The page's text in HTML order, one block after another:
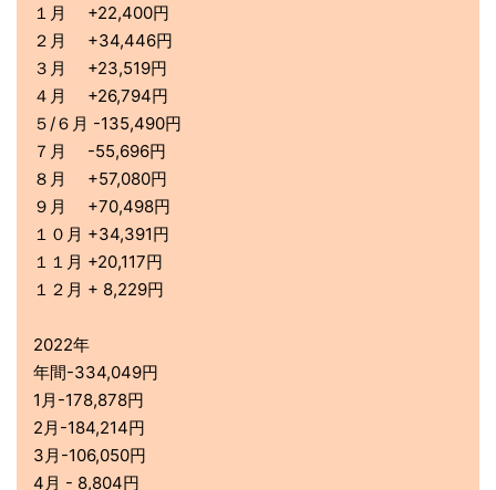
１月 +22,400円
２月 +34,446円
３月 +23,519円
４月 +26,794円
５/６月 -135,490円
７月 -55,696円
８月 +57,080円
９月 +70,498円
１０月 +34,391円
１１月 +20,117円
１２月 + 8,229円
2022年
年間-334,049円
1月-178,878円
2月-184,214円
3月-106,050円
4月 - 8,804円